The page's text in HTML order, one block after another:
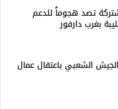
تصد هجوماً للدعم
بغرب دارفور
الشعبي باعتقال عمال